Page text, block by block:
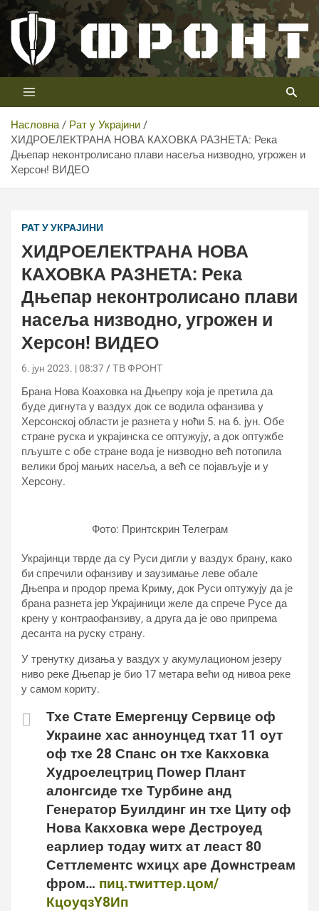
Скип
цонтент
Телевизија ФРОНТ
Први војни канал у Србији
Насловна
Рат у Украјини
ХИДРОЕЛЕКТРАНА НОВА КАХОВКА РАЗНЕТА: Река
Дњепар неконтролисано плави насеља низводно, угрожен и
Херсон! ВИДЕО
РАТ У УКРАЈИНИ
ХИДРОЕЛЕКТРАНА НОВА
КАХОВКА РАЗНЕТА: Река
Дњепар неконтролисано плави
насеља низводно, угрожен и
Херсон! ВИДЕО
6. јун 2023. | 08:37 ТВ ФРОНТ
Брана Нова Коаховка на Дњепру која је претила да
буде дигнута у ваздух док се водила офанзива у
Херсонској области је разнета у ноћи 5. на 6. јун. Обе
стране руска и украјинска се оптужују, а док оптужбе
пљуште с обе стране вода је низводно већ потопила
велики број мањих насеља, а већ се појављује и у
Херсону.
Фото: Принтскрин Телеграм
Украјинци тврде да су Руси дигли у ваздух брану, како
би спречили офанзиву и заузимање леве обале
Дњепра и продор према Криму, док Руси оптужују да је
брана разнета јер Украјиници желе да спрече Русе да
крену у контраофанзиву, а друга да је ово припрема
десанта на руску страну.
У тренутку дизања у ваздух у акумулационом језеру
ниво реке Дњепар је био 17 метара већи од нивоа реке
у самом кориту.
Тхе Стате Емергенцy Сервице оф
Украине хас анноунцед тхат 11 оут
оф тхе 28 Спанс он тхе Какховка
Хyдроелецтриц Поwер Плант
алонгсиде тхе Турбине анд
Генератор Буилдинг ин тхе Цитy оф
Нова Какховка wере Дестроyед
еарлиер тодаy wитх ат леаст 80
Сеттлементс wхицх аре Доwнстреам
фром… пиц.тwиттер.цом/
КцоуqзY8Ип